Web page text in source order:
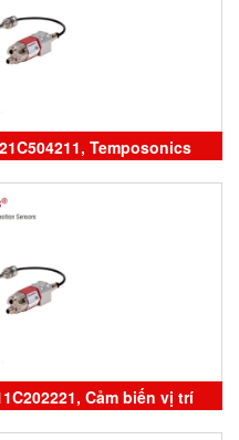
Temposonics
đại lý temposonics
Cảm biến vị trí
vietnam